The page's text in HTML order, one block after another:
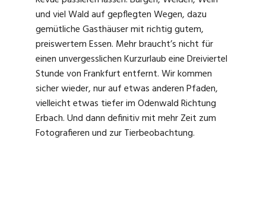
und viel Wald auf gepflegten Wegen, dazu
gemütliche Gasthäuser mit richtig gutem,
preiswertem Essen. Mehr braucht’s nicht für
einen unvergesslichen Kurzurlaub eine Dreiviertel
Stunde von Frankfurt entfernt. Wir kommen
sicher wieder, nur auf etwas anderen Pfaden,
vielleicht etwas tiefer im Odenwald Richtung
Erbach. Und dann definitiv mit mehr Zeit zum
Fotografieren und zur Tierbeobachtung.